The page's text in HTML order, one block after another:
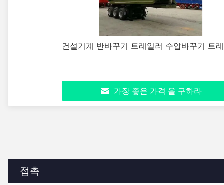
접촉
건설기계 반바꾸기 트레일러 수압바꾸기 트
가장 좋은 가격 을 구하라